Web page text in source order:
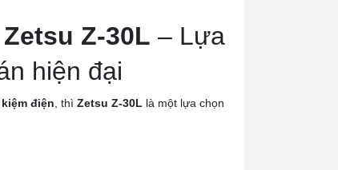
Zetsu Z-30L – Lựa
hiện đại
điện, thì Zetsu Z-30L là một lựa chọn